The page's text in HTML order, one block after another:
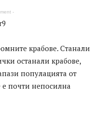
-
крабове. Станали
останали крабове,
популацията от
почти непосилна